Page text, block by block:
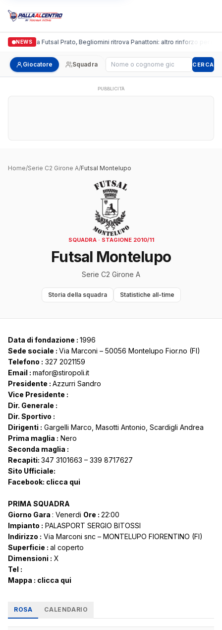
NEWS
Italgronda Futsal Prato, Begliomini ritrova Panattoni: altro rinforzo per i
Giocatore Squadra Cerca giocatore CERCA
PUBBLICITÀ
Home/Serie C2 Girone A/Futsal Montelupo
SQUADRA · STAGIONE 2010/11
Futsal Montelupo
Serie C2 Girone A
Storia della squadra Statistiche all-time
Data di fondazione : 1996
Sede sociale : Via Marconi – 50056 Montelupo Fior.no (FI)
Telefono : 327 2021159
Email : mafor@stiropoli.it
Presidente : Azzurri Sandro
Vice Presidente :
Dir. Generale :
Dir. Sportivo :
Dirigenti : Gargelli Marco, Masotti Antonio, Scardigli Andrea
Prima maglia : Nero
Seconda maglia :
Recapiti: 347 3101663 – 339 8717627
Sito Ufficiale:
Facebook: clicca qui
PRIMA SQUADRA
Giorno Gara : Venerdi Ore : 22:00
Impianto : PALASPORT SERGIO BITOSSI
Indirizzo : Via Marconi snc – MONTELUPO FIORENTINO (FI)
Superficie : al coperto
Dimensioni : X
Tel :
Mappa : clicca qui
ROSA CALENDARIO